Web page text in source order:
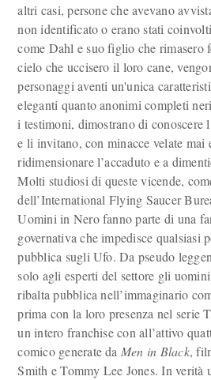
altri casi, persone che avevano
non identificato o erano stati
come Dahl e suo figlio che rimasero
cielo che uccisero il loro cane,
personaggi aventi un'unica
eleganti quanto anonimi completi
i testimoni, dimostrano di conoscere
e li invitano, con minacce velate mai
ridimensionare l’accaduto e a
Molti studiosi di queste vicende,
dell’International Flying Saucer
Uomini in Nero fanno parte di una
governativa che impedisce qualsiasi
pubblica sugli Ufo. Da pseudo
solo agli esperti del settore gli
ribalta pubblica nell’immaginario
prima con la loro presenza nel serie
un intero franchise con all’attivo
comico generate da Men in Black,
Smith e Tommy Lee Jones. In verità